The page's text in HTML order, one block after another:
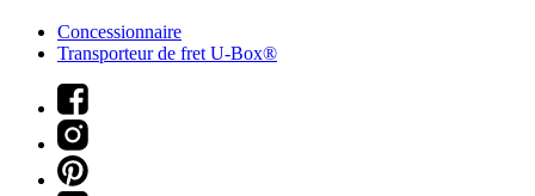
Concessionnaire
Transporteur de fret U-Box®